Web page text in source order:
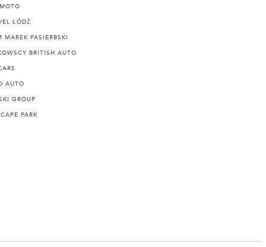
ŁÓDŹ
MAREK PASIERBSKI
BRITISH AUTO
AUTO
GROUP
PARK